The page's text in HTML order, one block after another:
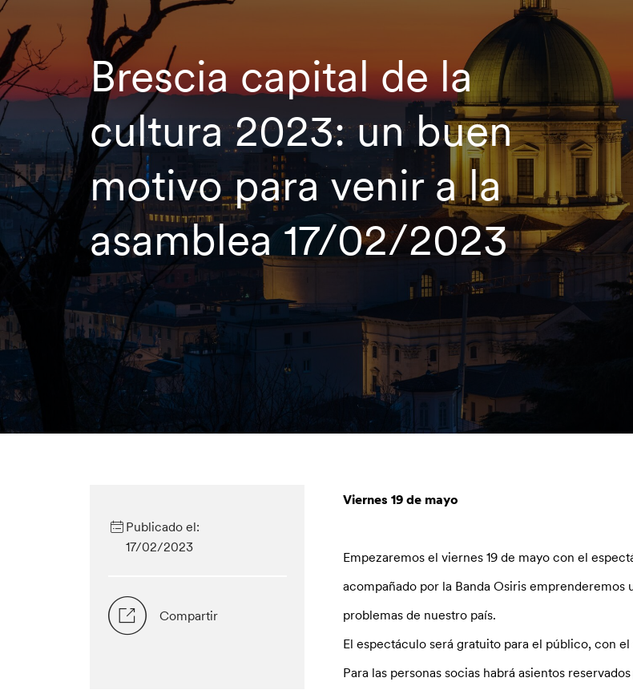
Brescia capital de la
cultura 2023: un buen
motivo para venir a la
asamblea 17/02/2023
Publicado el:
17/02/2023
Compartir
Viernes 19 de mayo
Empezaremos el viernes 19 de mayo con el
acompañado por la Banda Osiris emprenderemos
problemas de nuestro país.
El espectáculo será gratuito para el público, con
Para las personas socias habrá asientos